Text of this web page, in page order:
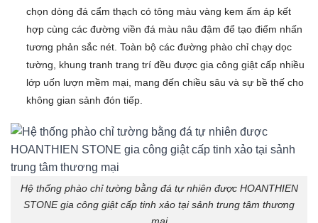
chọn dòng đá cẩm thạch có tông màu vàng kem ấm áp kết
hợp cùng các đường viền đá màu nâu đậm để tạo điểm nhấn
tương phản sắc nét. Toàn bộ các đường phào chỉ chạy dọc
tường, khung tranh trang trí đều được gia công giật cấp nhiều
lớp uốn lượn mềm mại, mang đến chiều sâu và sự bề thế cho
không gian sảnh đón tiếp.
Hệ thống phào chỉ tường bằng đá tự nhiên được HOANTHIEN
STONE gia công giật cấp tinh xảo tại sảnh trung tâm thương